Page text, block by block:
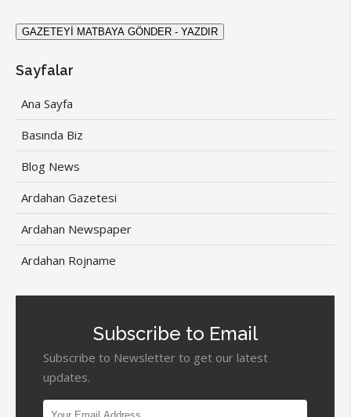
Sayfalar
Ana Sayfa
Basında Biz
Blog News
Ardahan Gazetesi
Ardahan Newspaper
Ardahan Rojname
Subscribe to Email
Subscribe to Newsletter to get our latest
updates.